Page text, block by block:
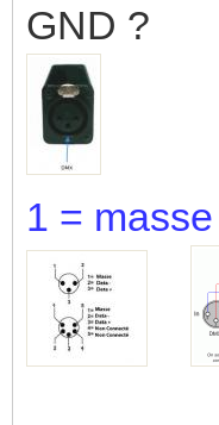
GND ?
1 =